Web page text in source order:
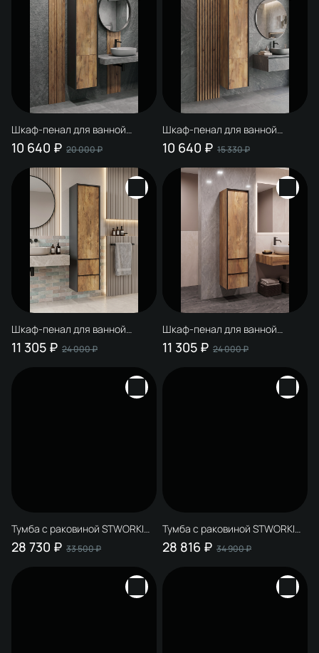
Шкаф-пенал для ванной
STWORKI Гриндстед 40
подвесной, дуб таксония,
матовый антрацит
10 640 ₽ 20 000 ₽
Шкаф-пенал для ванной
STWORKI Гриндстед 40
подвесной, дуб таксония
10 640 ₽ 15 330 ₽
Шкаф-пенал для ванной
STWORKI Гриндстед 40 477
VP.Gr.D.A. подвесной, дуб
11 305 ₽ 24 000 ₽
Шкаф-пенал для ванной
STWORKI Гриндстед 40 477
VP.Gr.D подвесной, дуб
11 305 ₽ 24 000 ₽
Тумба с раковиной STWORKI
Хадстен 55 напольная, латте
28 730 ₽ 33 500 ₽
Тумба с раковиной STWORKI
Хадстен 55 напольная, серая
28 816 ₽ 34 900 ₽